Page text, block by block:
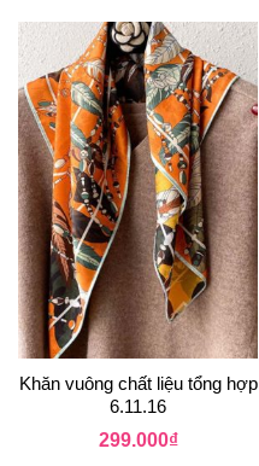
Khăn vuông chất liệu tổng hợp
6.11.16
299.000₫